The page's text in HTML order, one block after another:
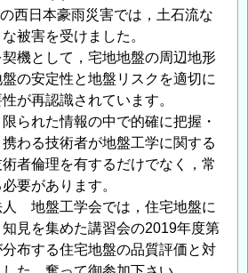
西日本豪雨災害では，土石流な
被害を受けました。
機として，宅地地盤の周辺地形
の安定性と地盤リスクを適切に
が再認識されています。
られた情報の中で的確に把握・
わる技術者が地盤工学に関する
者倫理を有するだけでなく，常
要があります。
人 地盤工学会では，住宅地盤に
見を集めた講習会の2019年度第
布する住宅地盤の品質評価と対